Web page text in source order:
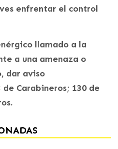
enfrentar el control
llamado a la
a una amenaza o
dar aviso
Carabineros; 130 de